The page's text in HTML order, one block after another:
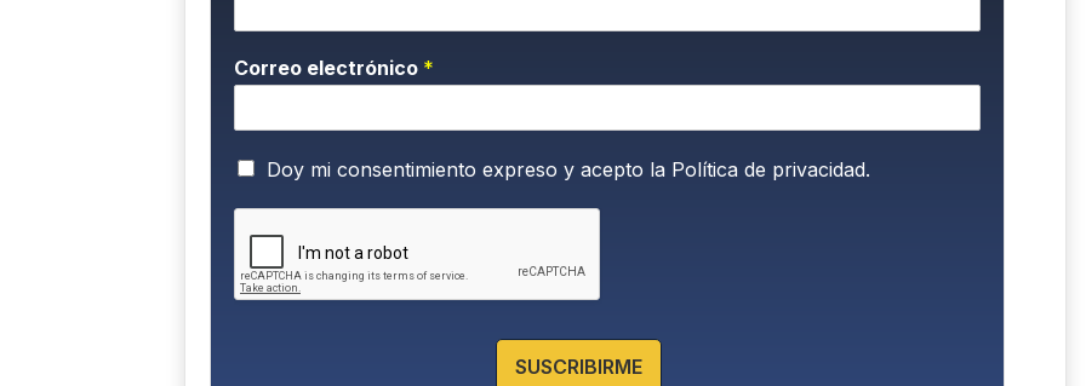
Correo electrónico *
P
l
Doy mi consentimiento expreso y acepto la Política de privacidad.
SUSCRIBIRME